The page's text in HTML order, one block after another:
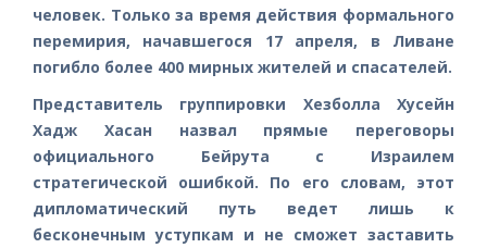
человек. Только за время действия формального
перемирия, начавшегося 17 апреля, в Ливане
погибло более 400 мирных жителей и спасателей.
Представитель группировки Хезболла Хусейн
Хадж Хасан назвал прямые переговоры
официального Бейрута с Израилем
стратегической ошибкой. По его словам, этот
дипломатический путь ведет лишь к
бесконечным уступкам и не сможет заставить